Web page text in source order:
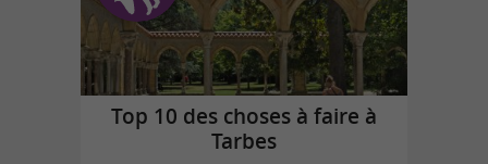
Top 10 des choses à faire à
Tarbes